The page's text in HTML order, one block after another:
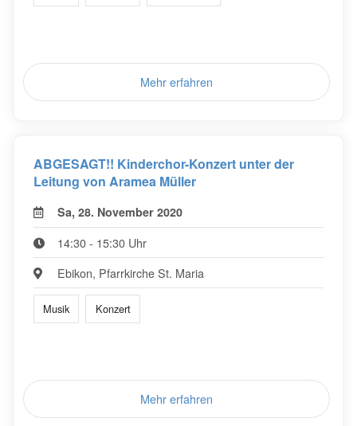
Mehr erfahren
ABGESAGT!! Kinderchor-Konzert unter der
Leitung von Aramea Müller
Sa, 28. November 2020
14:30 - 15:30 Uhr
Ebikon, Pfarrkirche St. Maria
Musik Konzert
Mehr erfahren